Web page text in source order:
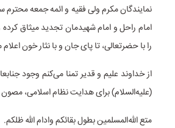
نمایندگان مکرم ولی فقیه و ائمه جمعه محترم
امام راحل و امام شهیدمان تجدید میثاق
را با حضرتعالی، تا پای جان و با نثار خون
از خداوند علیم و قدیر تمنا می‌کنم وجود
(علیه‌السلام) برای هدایت نظام اسلامی،
متع الله‌المسلمین بطول بقائکم وادام الله ظلکم.